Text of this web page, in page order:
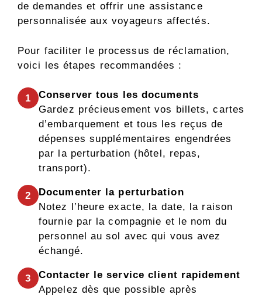
de demandes et offrir une assistance
personnalisée aux voyageurs affectés.
Pour faciliter le processus de réclamation,
voici les étapes recommandées :
1
Conserver tous les documents
Gardez précieusement vos billets, cartes
d’embarquement et tous les reçus de
dépenses supplémentaires engendrées
par la perturbation (hôtel, repas,
transport).
2
Documenter la perturbation
Notez l’heure exacte, la date, la raison
fournie par la compagnie et le nom du
personnel au sol avec qui vous avez
échangé.
3
Contacter le service client rapidement
Appelez dès que possible après